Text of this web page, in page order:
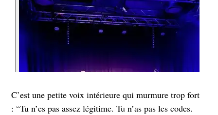
C’est une petite voix intérieure qui murmure trop fort
: “Tu n’es pas assez légitime. Tu n’as pas les codes.